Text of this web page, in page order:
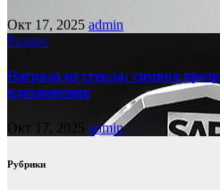
Окт 17, 2025 admin
Разное
Награда из стекла: символ
вдохновения
Окт 17, 2025 admin
Рубрики